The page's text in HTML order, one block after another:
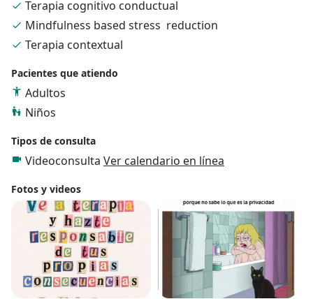
Terapia cognitivo conductual
Mindfulness based stress reduction
Terapia contextual
Pacientes que atiendo
Adultos
Niños
Tipos de consulta
Videoconsulta Ver calendario en línea
Fotos y videos